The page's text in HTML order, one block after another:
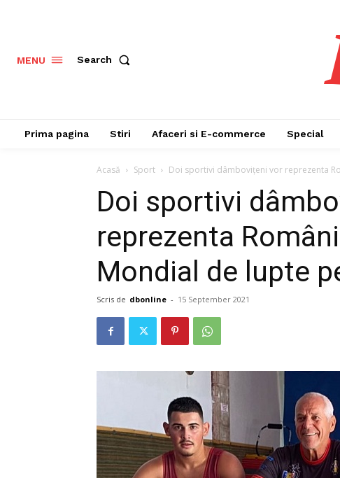
MENU Search
Prima pagina Stiri Afaceri si E-commerce Special
Acasă Sport Doi sportivi dâmbovițeni vor reprezenta
Doi sportivi
reprezenta
Mondial de lupte
Scris de dbonline - 15 September 2021